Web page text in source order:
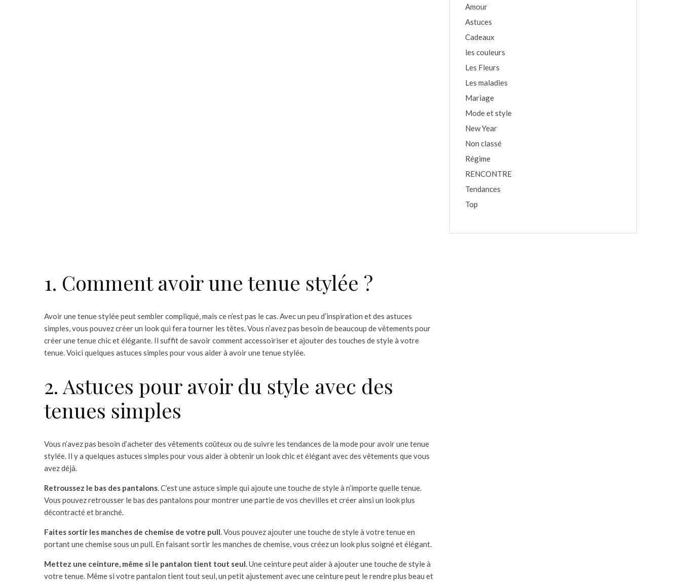
1. Comment avoir une tenue stylée ?
Avoir une tenue stylée peut sembler compliqué, mais ce n’est pas le cas. Avec un peu d’inspiration et des astuces
simples, vous pouvez créer un look qui fera tourner les têtes. Vous n’avez pas besoin de beaucoup de vêtements pour
créer une tenue chic et élégante. Il suffit de savoir comment accessoiriser et ajouter des touches de style à votre
tenue. Voici quelques astuces simples pour vous aider à avoir une tenue stylée.
2. Astuces pour avoir du style avec des
tenues simples
Vous n’avez pas besoin d’acheter des vêtements coûteux ou de suivre les tendances de la mode pour avoir une tenue
stylée. Il y a quelques astuces simples pour vous aider à obtenir un look chic et élégant avec des vêtements que vous
avez déjà.
Retroussez le bas des pantalons. C’est une astuce simple qui ajoute une touche de style à n’importe quelle tenue.
Vous pouvez retrousser le bas des pantalons pour montrer une partie de vos chevilles et créer ainsi un look plus
décontracté et branché.
Faites sortir les manches de chemise de votre pull. Vous pouvez ajouter une touche de style à votre tenue en
portant une chemise sous un pull. En faisant sortir les manches de chemise, vous créez un look plus soigné et élégant.
Mettez une ceinture, même si le pantalon tient tout seul. Une ceinture peut aider à ajouter une touche de style à
votre tenue. Même si votre pantalon tient tout seul, un petit ajustement avec une ceinture peut le rendre plus beau et
Amour
Astuces
Cadeaux
les couleurs
Les Fleurs
Les maladies
Mariage
Mode et style
New Year
Non classé
Régime
RENCONTRE
Tendances
Top